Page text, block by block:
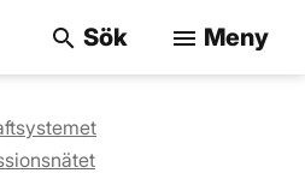
search Sök menu Meny